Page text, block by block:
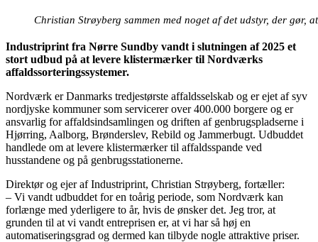
Christian Strøyberg sammen med noget af det udstyr, der gør,
Industriprint fra Nørre Sundby vandt i slutningen af 2025 et
stort udbud på at levere klistermærker til Nordværks
affaldssorteringssystemer.
Nordværk er Danmarks tredjestørste affaldsselskab og er ejet af syv
nordjyske kommuner som servicerer over 400.000 borgere og er
ansvarlig for affaldsindsamlingen og driften af genbrugspladserne i
Hjørring, Aalborg, Brønderslev, Rebild og Jammerbugt. Udbuddet
handlede om at levere klistermærker til affaldsspande ved
husstandene og på genbrugsstationerne.
Direktør og ejer af Industriprint, Christian Strøyberg, fortæller:
– Vi vandt udbuddet for en toårig periode, som Nordværk kan
forlænge med yderligere to år, hvis de ønsker det. Jeg tror, at
grunden til at vi vandt entreprisen er, at vi har så høj en
automatiseringsgrad og dermed kan tilbyde nogle attraktive priser.